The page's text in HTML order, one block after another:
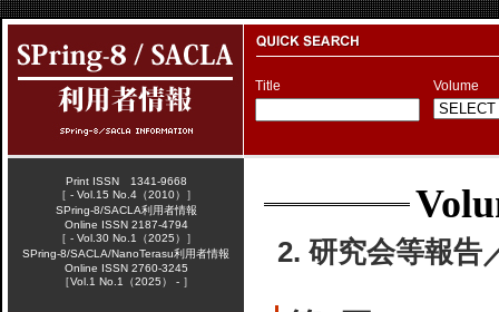
Title Volume
2. 研究会等報告
Print ISSN 1341-9668
［ - Vol.15 No.4（2010）］
SPring-8/SACLA利用者情報
Online ISSN 2187-4794
［ - Vol.30 No.1（2025）］
SPring-8/SACLA/NanoTerasu利用者情報
Online ISSN 2760-3245
［Vol.1 No.1（2025） - ］